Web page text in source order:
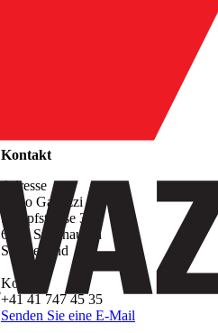
Kontakt
Adresse
Carlo Gavazzi AG
Sumpfstrasse 3
6312 Steinhausen
Switzerland
Kontakt
+41 41 747 45 35
Senden Sie eine E-Mail